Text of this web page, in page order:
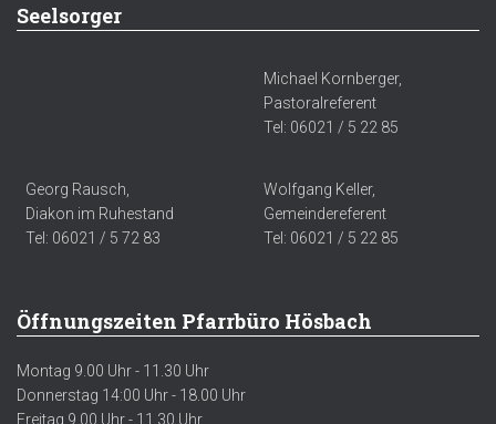
Seelsorger
Michael Kornberger,
Pastoralreferent
Tel: 06021 / 5 22 85
Georg Rausch,
Diakon im Ruhestand
Tel: 06021 / 5 72 83
Wolfgang Keller,
Gemeindereferent
Tel: 06021 / 5 22 85
Öffnungszeiten Pfarrbüro Hösbach
Montag 9.00 Uhr - 11.30 Uhr
Donnerstag 14:00 Uhr - 18.00 Uhr
Freitag 9.00 Uhr - 11.30 Uhr